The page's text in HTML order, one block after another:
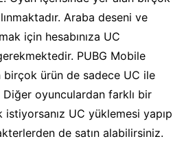
Araba deseni ve
için hesabınıza UC
PUBG Mobile
birçok ürün de sadece UC ile
Diğer oyunculardan farklı bir
UC yüklemesi yapıp
de satın alabilirsiniz.